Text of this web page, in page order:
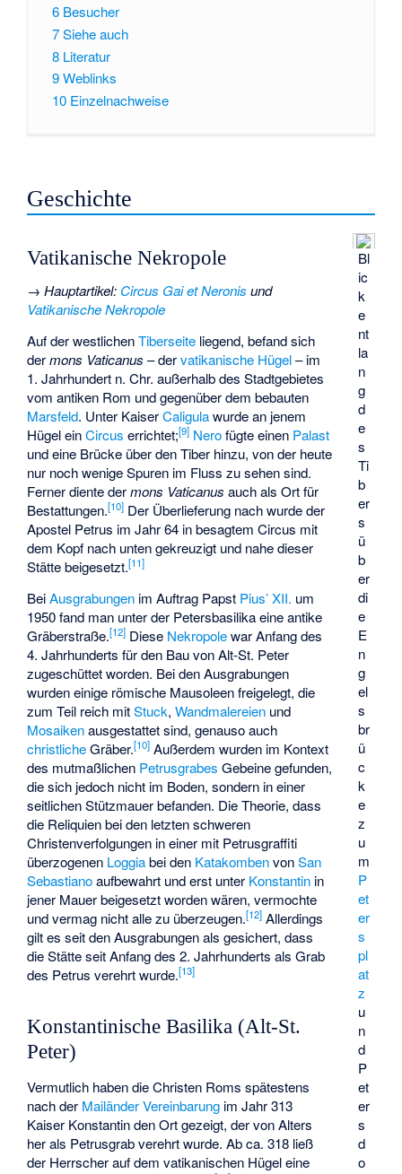
6 Besucher
7Siehe auch
8 Literatur
9Weblinks
10 Einzelnachweise
Geschichte
Bl
ic
k
e
nt
la
n
g
d
e
s
Ti
b
er
s
ü
b
er
di
e
E
n
g
el
s
br
ü
c
k
e
z
u
m
P
et
er
s
pl
at
z
u
n
d
P
et
er
s
d
o
Vatikanische Nekropole
→Hauptartikel: Circus Gai et Neronis und
Vatikanische Nekropole
Auf der westlichenTiberseite liegend, befand sich
dermons Vaticanus – dervatikanische Hügel– im
1. Jahrhundert n. Chr. außerhalb des Stadtgebietes
vom antiken Rom und gegenüber dem bebauten
Marsfeld. Unter KaiserCaligulawurde an jenem
Hügel einCircus errichtet;[9] Nerofügte einen Palast
und eine Brücke über den Tiber hinzu, von der heute
nur noch wenige Spuren im Fluss zu sehen sind.
Ferner diente dermons Vaticanus auch als Ort für
Bestattungen.[10] Der Überlieferung nach wurde der
Apostel Petrus im Jahr 64 in besagtem Circus mit
dem Kopf nach unten gekreuzigt und nahe dieser
Stätte beigesetzt.[11]
BeiAusgrabungen im Auftrag Papst Pius’ XII. um
1950 fand man unter der Petersbasilika eine antike
Gräberstraße.[12] Diese Nekropolewar Anfang des
4. Jahrhunderts für den Bau von Alt-St. Peter
zugeschüttet worden. Bei den Ausgrabungen
wurden einige römische Mausoleen freigelegt, die
zum Teil reich mitStuck,Wandmalereien und
Mosaikenausgestattet sind, genauso auch
christlicheGräber.[10] Außerdem wurden im Kontext
des mutmaßlichen Petrusgrabes Gebeine gefunden,
die sich jedoch nicht im Boden, sondern in einer
seitlichen Stützmauer befanden. Die Theorie, dass
die Reliquien bei den letzten schweren
Christenverfolgungen in einer mit Petrusgraffiti
überzogenen Loggiabei den KatakombenvonSan
Sebastianoaufbewahrt und erst unter Konstantin in
jener Mauer beigesetzt worden wären, vermochte
und vermag nicht alle zu überzeugen.[12] Allerdings
gilt es seit den Ausgrabungen als gesichert, dass
die Stätte seit Anfang des 2. Jahrhunderts als Grab
des Petrus verehrt wurde.[13]
Konstantinische Basilika (Alt-St.
Peter)
Vermutlich haben die Christen Roms spätestens
nach der Mailänder Vereinbarung im Jahr 313
Kaiser Konstantin den Ort gezeigt, der von Alters
her als Petrusgrab verehrt wurde. Ab ca. 318 ließ
der Herrscher auf dem vatikanischen Hügel eine